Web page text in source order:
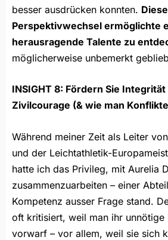
besser ausdrücken konnten.
Perspektivwechsel ermöglichte
herausragende Talente zu
möglicherweise unbemerkt
INSIGHT 8: Fördern Sie
Zivilcourage (& wie man
Während meiner Zeit als Leiter
und der Leichtathletik-
hatte ich das Privileg, mit Aurelia
zusammenzuarbeiten – einer
Kompetenz ausser Frage stand.
oft kritisiert, weil man ihr unnötige
vorwarf – vor allem, weil sie sich